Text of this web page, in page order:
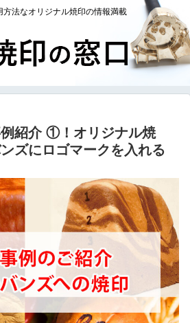
方法なオリジナル焼印の情報満載
紹介 ①！オリジナル焼
ズにロゴマークを入れる